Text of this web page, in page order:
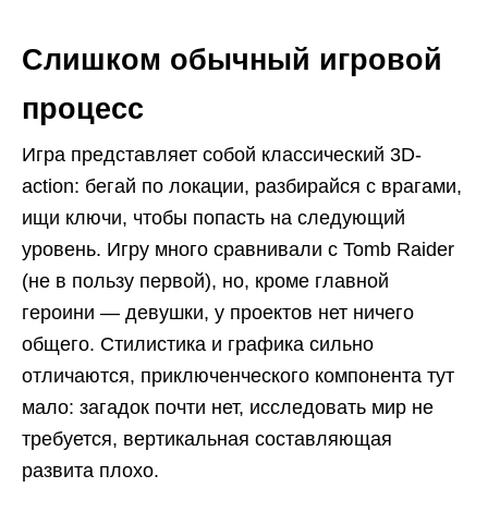
Слишком обычный игровой
процесс
Игра представляет собой классический 3D-
action: бегай по локации, разбирайся с врагами,
ищи ключи, чтобы попасть на следующий
уровень. Игру много сравнивали с Tomb Raider
(не в пользу первой), но, кроме главной
героини — девушки, у проектов нет ничего
общего. Стилистика и графика сильно
отличаются, приключенческого компонента тут
мало: загадок почти нет, исследовать мир не
требуется, вертикальная составляющая
развита плохо.